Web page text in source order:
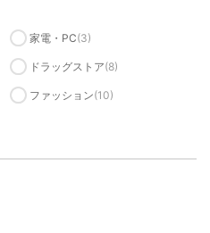
家電・PC(3)
ドラッグストア(8)
ファッション(10)